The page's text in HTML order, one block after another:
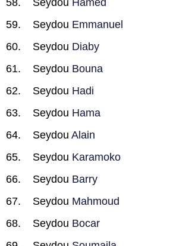
Seydou Hamed
Seydou Emmanuel
Seydou Diaby
Seydou Bouna
Seydou Hadi
Seydou Hama
Seydou Alain
Seydou Karamoko
Seydou Barry
Seydou Mahmoud
Seydou Bocar